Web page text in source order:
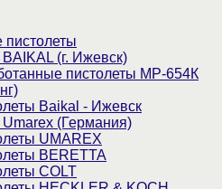
пистолеты
(г. Ижевск)
пистолеты МР-654К
Baikal - Ижевск
Umarex (Германия)
UMAREX
BERETTA
COLT